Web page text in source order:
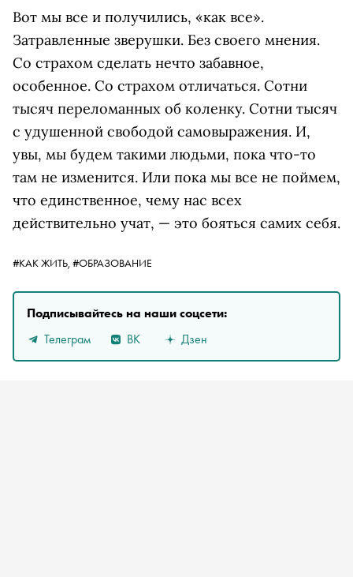
Вот мы все и получились, «как все».
Затравленные зверушки. Без своего мнения.
Со страхом сделать нечто забавное,
особенное. Со страхом отличаться. Сотни
тысяч переломанных об коленку. Сотни тысяч
с удушенной свободой самовыражения. И,
увы, мы будем такими людьми, пока что-то
там не изменится. Или пока мы все не поймем,
что единственное, чему нас всех
действительно учат, — это бояться самих себя.
#КАК ЖИТЬ, #ОБРАЗОВАНИЕ
Подписывайтесь на наши соцсети:
Телеграм
ВК Дзен